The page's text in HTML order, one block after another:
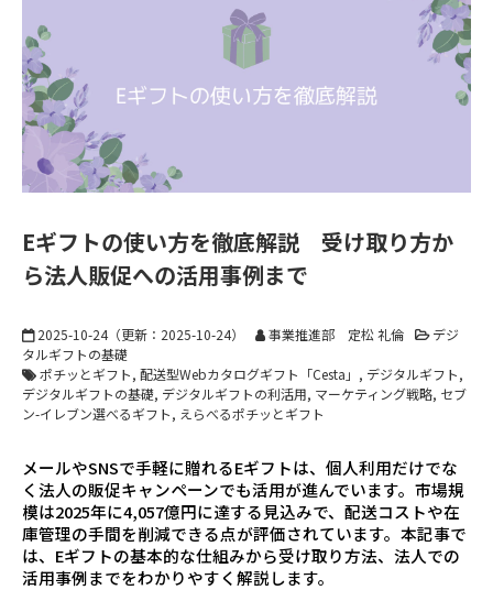
会社概要
Eギフトの使い方を徹底解説 受け取り方か
ら法人販促への活用事例まで
2025-10-24（更新： 2025-10-24） 事業推進部 定松 礼倫
デジ
タルギフトの基礎
ポチッとギフト 配送型Webカタログギフト「Cesta」
デジタルギフト
デジタルギフトの基礎 デジタルギフトの利活用 マーケティング戦略 セブ
ン-イレブン選べるギフト
えらべるポチッとギフト
メールやSNSで手軽に贈れるEギフトは、個人利用だけでな
く法人の販促キャンペーンでも活用が進んでいます。市場規
模は2025年に4,057億円に達する見込みで、配送コストや在
庫管理の手間を削減できる点が評価されています。本記事で
は、Eギフトの基本的な仕組みから受け取り方法、法人での
活用事例までをわかりやすく解説します。